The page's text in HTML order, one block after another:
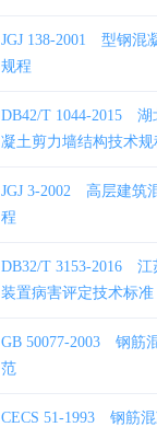
JGJ 138-2001
型钢混
规程
DB42/T 1044-2015
湖
凝土剪力墙结构技术规
JGJ 3-2002
高层建筑
程
DB32/T 3153-2016
江
装置病害评定技术标准
GB 50077-2003
钢筋
范
CECS 51-1993
钢筋